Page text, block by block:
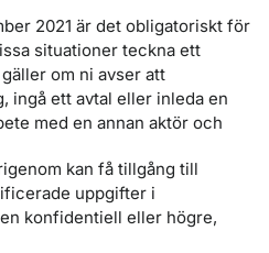
2021 är det obligatoriskt för
situationer teckna ett
om ni avser att
ingå ett avtal eller inleda en
med en annan aktör och
kan få tillgång till
uppgifter i
konfidentiell eller högre,